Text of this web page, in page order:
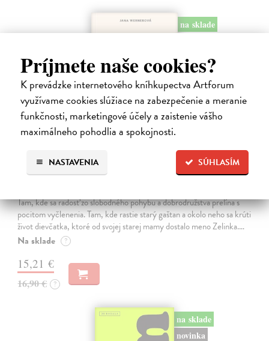
Príjmete naše cookies?
K prevádzke internetového kníhkupectva Artforum
využívame cookies slúžiace na zabezpečenie a meranie
funkčnosti, marketingové účely a zaistenie vášho
maximálneho pohodlia a spokojnosti.
SÚHLASÍM
NASTAVENIA
na sklade
Kolotočárka
Tam, kde sa radosť zo slobodného pohybu a dobrodružstva prelína s
pocitom vyčlenenia. Tam, kde rastie starý gaštan a okolo neho sa krúti
život dievčatka, ktoré od svojej starej mamy dostalo meno Zelinka.…
Na sklade ?
15,21 €
16,90 € ?
na sklade
novinka